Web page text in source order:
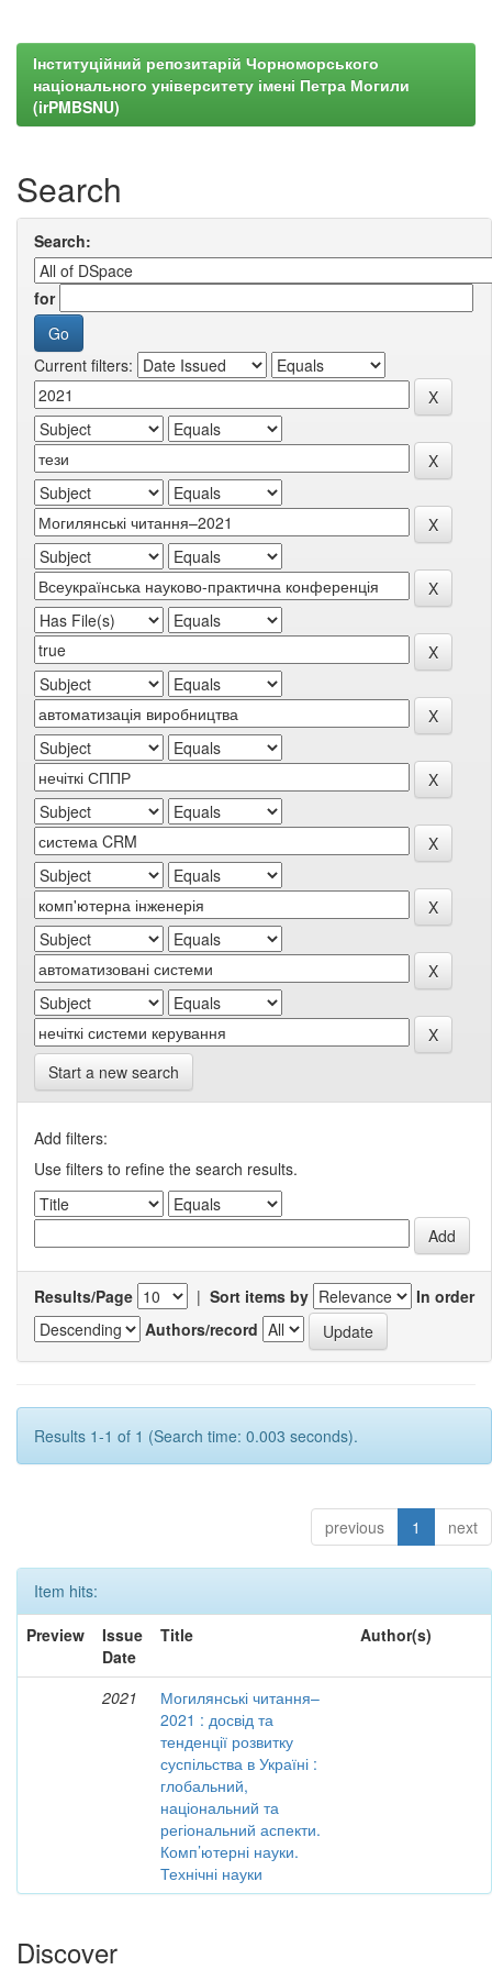
Інституційний репозитарій Чорноморського
національного університету імені Петра Могили
(irPMBSNU)
Search
Search:
for
Current filters:
Start a new search
Add filters:
Use filters to refine the search results.
Results/Page | Sort items by
In order
Authors/record
Results 1-1 of 1 (Search time: 0.003 seconds).
previous 1 next
Item hits:
Preview
Issue
Date
Title Author(s)
2021
Могилянські читання–
2021 : досвід та
тенденції розвитку
суспільства в Україні :
глобальний,
національний та
регіональний аспекти.
Комп’ютерні науки.
Технічні науки
Discover